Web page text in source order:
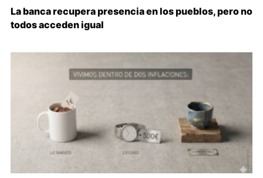
La banca recupera presencia en los pueblos, pero no
todos acceden igual